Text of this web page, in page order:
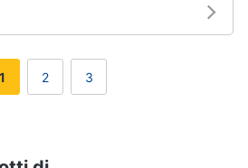
1 2 3